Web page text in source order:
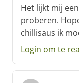
e
e
f
Het lijkt mij
proberen.
chillisaus ik
Login om te